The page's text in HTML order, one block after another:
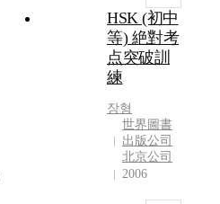
HSK (初中
等) 絶對考
点突破訓
練
장형
世界圖書
出版公司
北京公司
2006